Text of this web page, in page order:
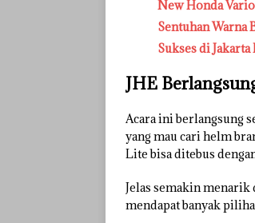
New Honda
Sentuhan Warna
Sukses di
JHE
Acara ini berlangsung
yang mau cari helm
Lite bisa ditebus
Jelas semakin
mendapat banyak